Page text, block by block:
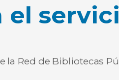
el
Red de Bibliotecas